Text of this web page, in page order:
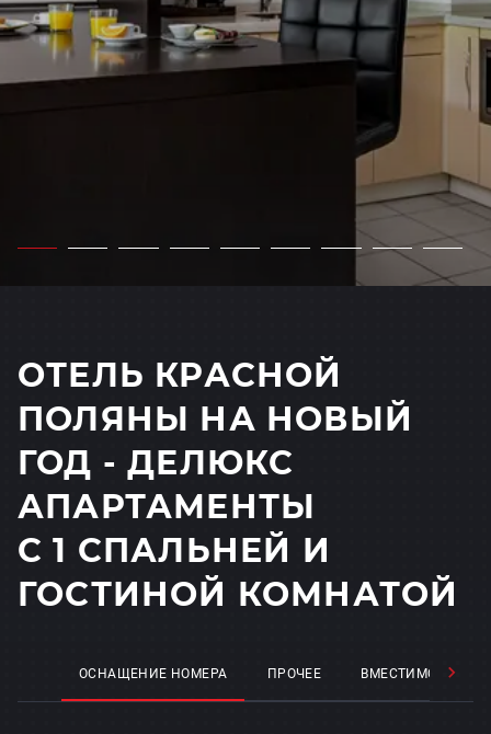
ОТЕЛЬ КРАСНОЙ
ПОЛЯНЫ НА НОВЫЙ
ГОД - ДЕЛЮКС
АПАРТАМЕНТЫ
С 1 СПАЛЬНЕЙ И
ГОСТИНОЙ КОМНАТОЙ
ОСНАЩЕНИЕ НОМЕРА ПРОЧЕЕ ВМЕСТИМОСТЬ